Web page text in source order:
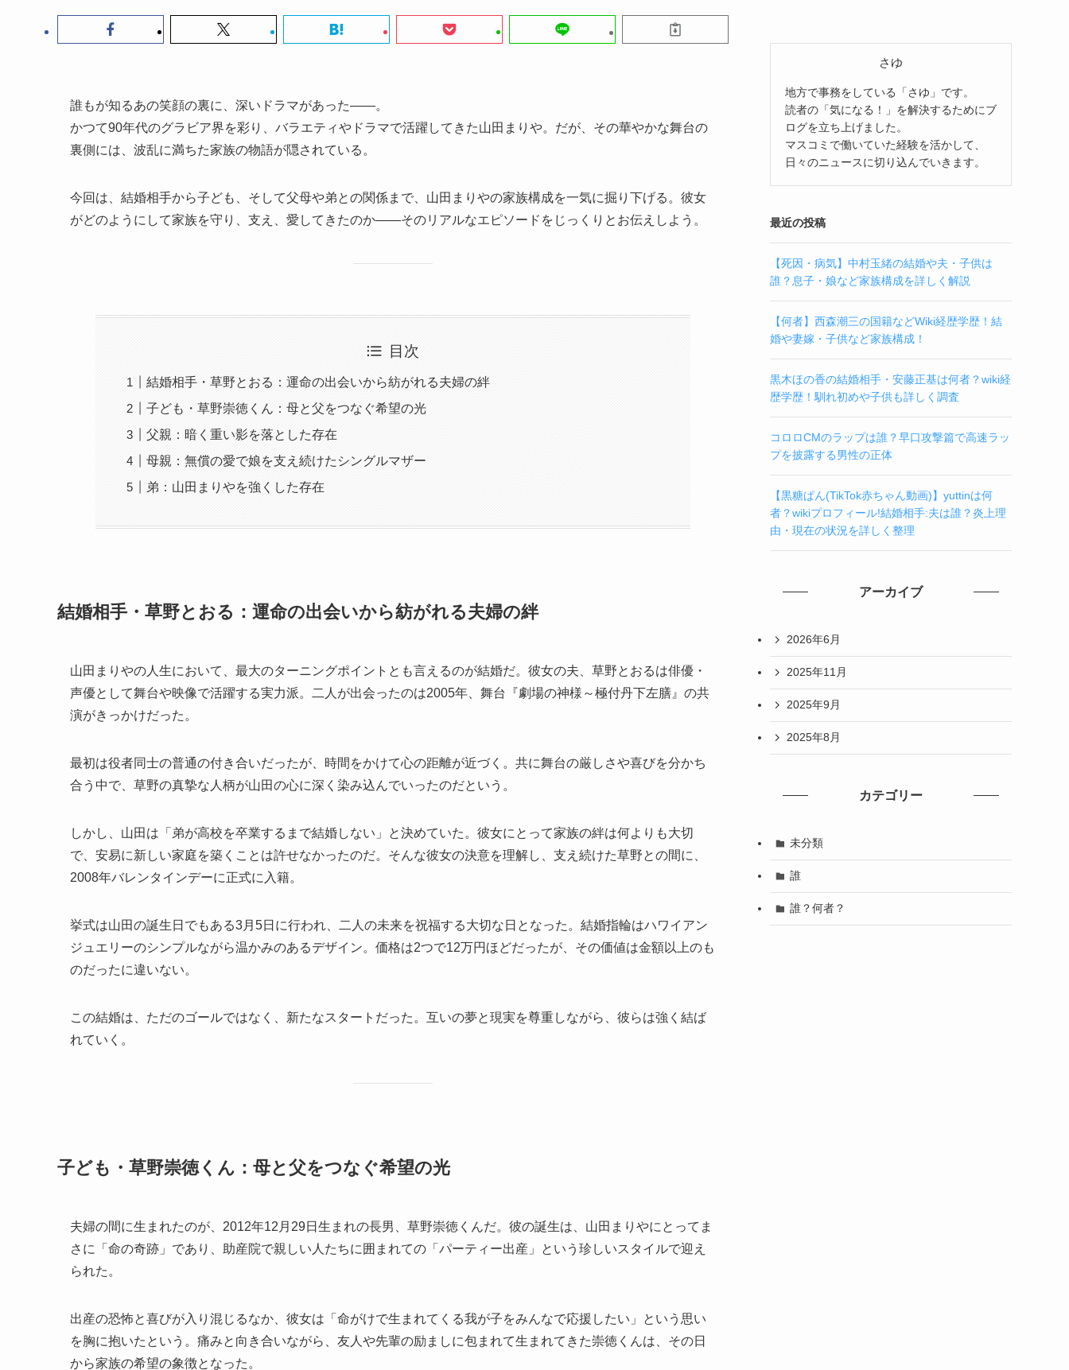
誰もが知るあの笑顔の裏に、深いドラマがあった――。
かつて90年代のグラビア界を彩り、バラエティやドラマで活躍してきた山田まりや。だが、その華やかな舞台の
裏側には、波乱に満ちた家族の物語が隠されている。
今回は、結婚相手から子ども、そして父母や弟との関係まで、山田まりやの家族構成を一気に掘り下げる。彼女
がどのようにして家族を守り、支え、愛してきたのか――そのリアルなエピソードをじっくりとお伝えしよう。
目次
結婚相手・草野とおる：運命の出会いから紡がれる夫婦の絆
子ども・草野崇徳くん：母と父をつなぐ希望の光
父親：暗く重い影を落とした存在
母親：無償の愛で娘を支え続けたシングルマザー
弟：山田まりやを強くした存在
結婚相手・草野とおる：運命の出会いから紡がれる夫婦の絆
山田まりやの人生において、最大のターニングポイントとも言えるのが結婚だ。彼女の夫、草野とおるは俳優・
声優として舞台や映像で活躍する実力派。二人が出会ったのは2005年、舞台『劇場の神様～極付丹下左膳』の共
演がきっかけだった。
最初は役者同士の普通の付き合いだったが、時間をかけて心の距離が近づく。共に舞台の厳しさや喜びを分かち
合う中で、草野の真摯な人柄が山田の心に深く染み込んでいったのだという。
しかし、山田は「弟が高校を卒業するまで結婚しない」と決めていた。彼女にとって家族の絆は何よりも大切
で、安易に新しい家庭を築くことは許せなかったのだ。そんな彼女の決意を理解し、支え続けた草野との間に、
2008年バレンタインデーに正式に入籍。
挙式は山田の誕生日でもある3月5日に行われ、二人の未来を祝福する大切な日となった。結婚指輪はハワイアン
ジュエリーのシンプルながら温かみのあるデザイン。価格は2つで12万円ほどだったが、その価値は金額以上のも
のだったに違いない。
この結婚は、ただのゴールではなく、新たなスタートだった。互いの夢と現実を尊重しながら、彼らは強く結ば
れていく。
子ども・草野崇徳くん：母と父をつなぐ希望の光
夫婦の間に生まれたのが、2012年12月29日生まれの長男、草野崇徳くんだ。彼の誕生は、山田まりやにとってま
さに「命の奇跡」であり、助産院で親しい人たちに囲まれての「パーティー出産」という珍しいスタイルで迎え
られた。
出産の恐怖と喜びが入り混じるなか、彼女は「命がけで生まれてくる我が子をみんなで応援したい」という思い
を胸に抱いたという。痛みと向き合いながら、友人や先輩の励ましに包まれて生まれてきた崇徳くんは、その日
から家族の希望の象徴となった。
さゆ
地方で事務をしている「さゆ」です。
読者の「気になる！」を解決するためにブ
ログを立ち上げました。
マスコミで働いていた経験を活かして、
日々のニュースに切り込んでいきます。
最近の投稿
【死因・病気】中村玉緒の結婚や夫・子供は
誰？息子・娘など家族構成を詳しく解説
【何者】西森潮三の国籍などWiki経歴学歴！結
婚や妻嫁・子供など家族構成！
黒木ほの香の結婚相手・安藤正基は何者？wiki経
歴学歴！馴れ初めや子供も詳しく調査
コロロCMのラップは誰？早口攻撃篇で高速ラッ
プを披露する男性の正体
【黒糖ぱん(TikTok赤ちゃん動画)】yuttinは何
者？wikiプロフィール!結婚相手:夫は誰？炎上理
由・現在の状況を詳しく整理
アーカイブ
2026年6月
2025年11月
2025年9月
2025年8月
カテゴリー
未分類
誰
誰？何者？